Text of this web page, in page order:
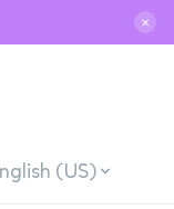
✕
(US)